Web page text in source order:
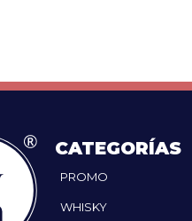
CATEGORÍAS
PROMO
WHISKY